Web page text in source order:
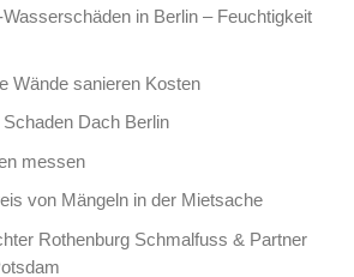
in Berlin – Feuchtigkeit
Wände sanieren Kosten
Dach Berlin
messen
von Mängeln in der Mietsache
Rothenburg Schmalfuss & Partner